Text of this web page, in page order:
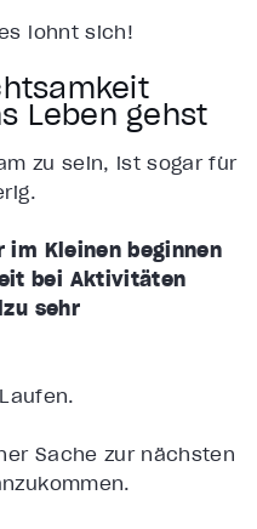
lohnt sich!
Leben gehst
zu sein, ist sogar für
im Kleinen beginnen
bei Aktivitäten
sehr
Sache zur nächsten